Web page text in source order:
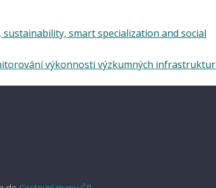
smart specialization and social
výkonnosti výzkumných infrastruktur